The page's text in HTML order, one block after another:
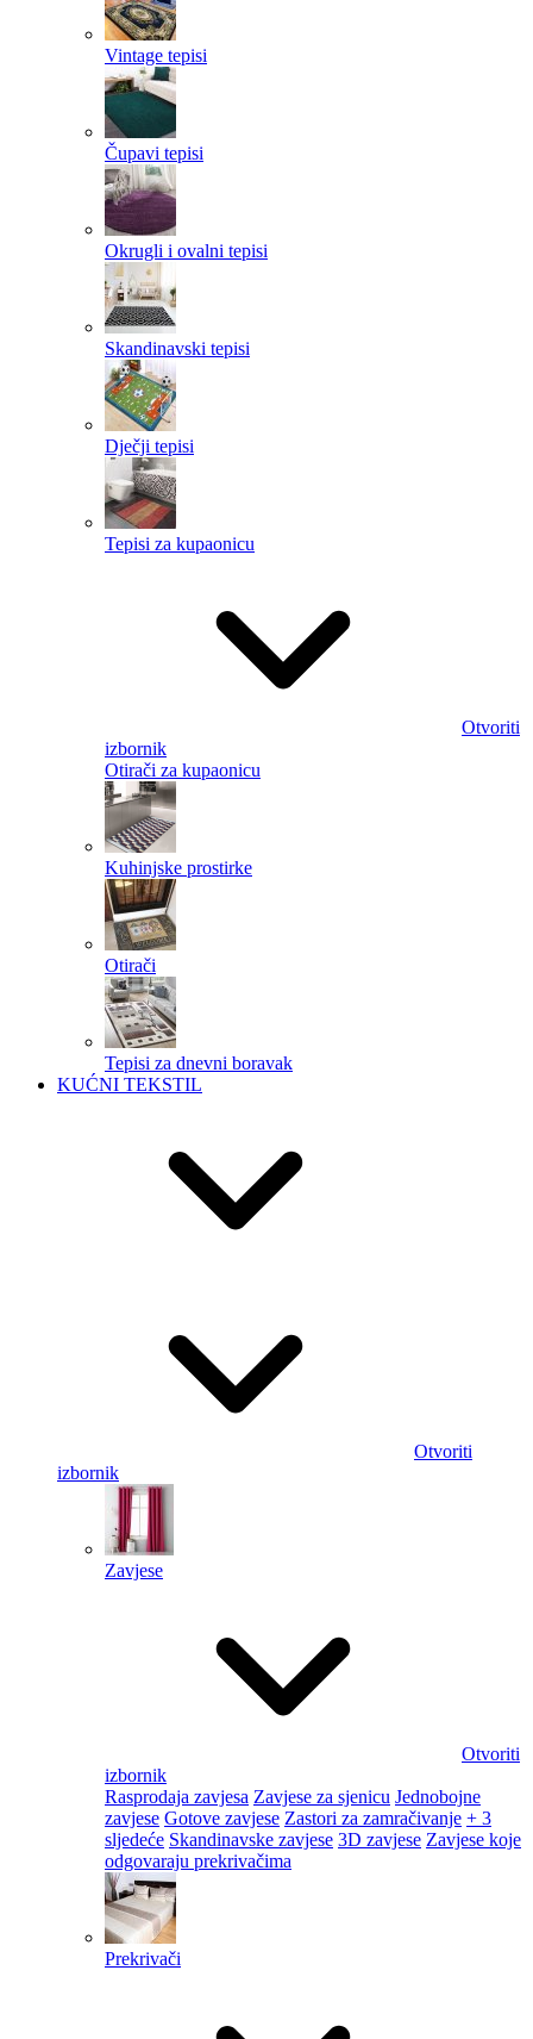
Vintage tepisi
Čupavi tepisi
Okrugli i ovalni tepisi
Skandinavski tepisi
Dječji tepisi
Tepisi za kupaonicu
Otvoriti
izbornik
Otirači za kupaonicu
Kuhinjske prostirke
Otirači
Tepisi za dnevni boravak
KUĆNI TEKSTIL
Otvoriti
izbornik
Zavjese
Otvoriti
izbornik
Rasprodaja zavjesa Zavjese za sjenicu Jednobojne
zavjese Gotove zavjese Zastori za zamračivanje + 3
sljedeće Skandinavske zavjese 3D zavjese Zavjese koje
odgovaraju prekrivačima
Prekrivači